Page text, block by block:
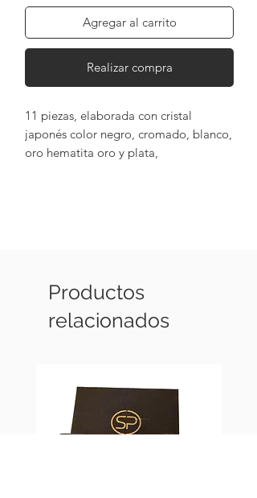
Agregar al carrito
Realizar compra
11 piezas, elaborada con cristal
japonés color negro, cromado, blanco,
oro hematita oro y plata,
Productos
relacionados